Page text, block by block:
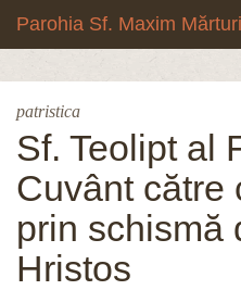
Parohia Sf. Maxim
Noua biserică
Botezuri & Cununii
Teologie & Cuvinte
Fotografii
patristica
Sf. Teolipt al
Cuvânt către
prin schismă
Hristos